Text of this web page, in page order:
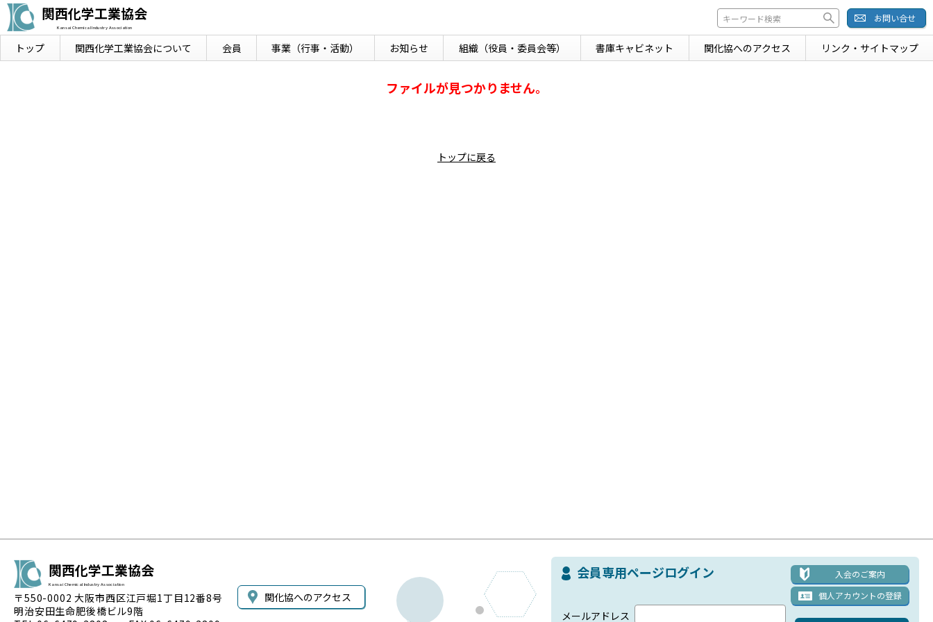
関西化学工業協会
Kansai Chemical Industry Association
トップ 関西化学工業協会について 会員 事業 （行事・活動） お知らせ 組織（役員・委員会等） 書庫キャビネット 関化協へのアクセス リンク・ サイトマップ
お問い合せ
ファイルが見つかりません。
トップに戻る
関西化学工業協会
Kansai Chemical Industry Association
〒550-0002 大阪市西区江戸堀1丁目12番8号
明治安田生命肥後橋ビル9階
関化協へのアクセス
会員専用ページログイン
入会のご案内
個人アカウントの登録
メールアドレス